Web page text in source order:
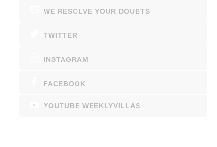
WE RESOLVE YOUR DOUBTS
TWITTER
INSTAGRAM
FACEBOOK
YOUTUBE WEEKLYVILLAS